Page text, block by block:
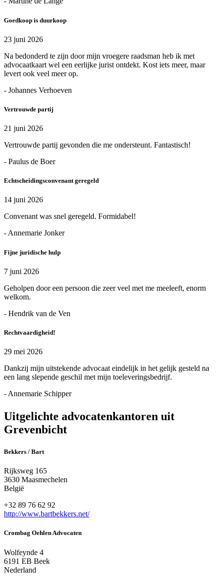
Goedkoop is duurkoop
23 juni 2026
Na bedonderd te zijn door mijn vroegere raadsman heb ik met
advocaatkaart wel een eerlijke jurist ontdekt. Kost iets meer, maar
levert ook veel meer op.
- Johannes Verhoeven
Vertrouwde partij
21 juni 2026
Vertrouwde partij gevonden die me ondersteunt. Fantastisch!
- Paulus de Boer
Echtscheidingsconvenant geregeld
14 juni 2026
Convenant was snel geregeld. Formidabel!
- Annemarie Jonker
Fijne juridische hulp
7 juni 2026
Geholpen door een persoon die zeer veel met me meeleeft, enorm
welkom.
- Hendrik van de Ven
Rechtvaardigheid!
29 mei 2026
Dankzij mijn uitstekende advocaat eindelijk in het gelijk gesteld na
een lang slepende geschil met mijn toeleveringsbedrijf.
- Annemarie Schipper
Uitgelichte advocatenkantoren uit
Grevenbicht
Bekkers / Bart
Rijksweg 165
3630 Maasmechelen
België
+32 89 76 62 92
http://www.bartbekkers.net/
Crombag Oehlen Advocaten
Wolfeynde 4
6191 EB Beek
Nederland